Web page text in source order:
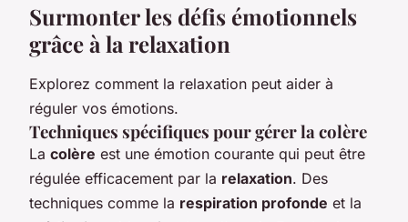
Surmonter les défis émotionnels
grâce à la relaxation
Explorez comment la relaxation peut aider à
réguler vos émotions.
Techniques spécifiques pour gérer la colère
La colère est une émotion courante qui peut être
régulée efficacement par la relaxation. Des
techniques comme la respiration profonde et la